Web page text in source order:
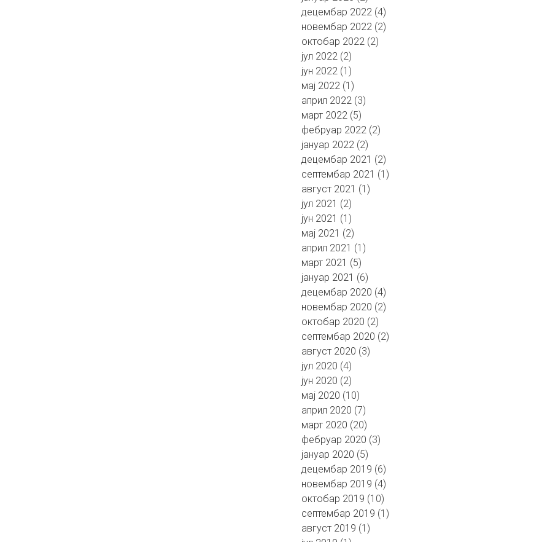
децембар 2022 (4)
новембар 2022 (2)
октобар 2022 (2)
јул 2022 (2)
јун 2022 (1)
мај 2022 (1)
април 2022 (3)
март 2022 (5)
фебруар 2022 (2)
јануар 2022 (2)
децембар 2021 (2)
септембар 2021 (1)
август 2021 (1)
јул 2021 (2)
јун 2021 (1)
мај 2021 (2)
април 2021 (1)
март 2021 (5)
јануар 2021 (6)
децембар 2020 (4)
новембар 2020 (2)
октобар 2020 (2)
септембар 2020 (2)
август 2020 (3)
јул 2020 (4)
јун 2020 (2)
мај 2020 (10)
април 2020 (7)
март 2020 (20)
фебруар 2020 (3)
јануар 2020 (5)
децембар 2019 (6)
новембар 2019 (4)
октобар 2019 (10)
септембар 2019 (1)
август 2019 (1)